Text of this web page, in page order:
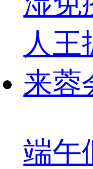
端午